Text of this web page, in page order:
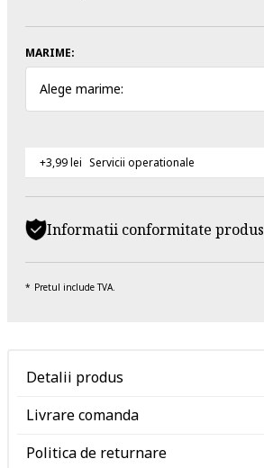
MARIME:
Alege marime:
+3,99 lei Servicii operationale
Informatii conformitate produs
Pretul include TVA.
Detalii produs
Livrare comanda
Politica de returnare